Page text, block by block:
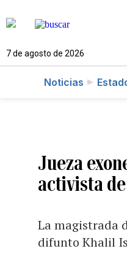
7 de agosto de 2026
Noticias
Jueza
activista
La magistrada
difunto Khalil